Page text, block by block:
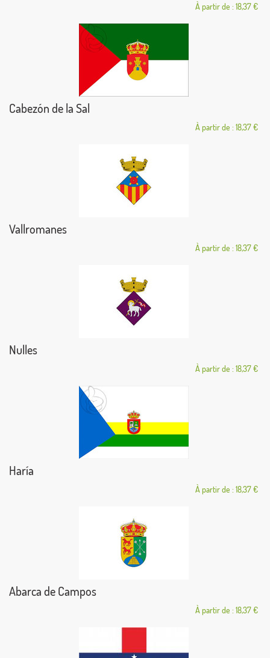
À partir de : 18,37 €
Cabezón de la Sal
À partir de : 18,37 €
Vallromanes
À partir de : 18,37 €
Nulles
À partir de : 18,37 €
Haría
À partir de : 18,37 €
Abarca de Campos
À partir de : 18,37 €